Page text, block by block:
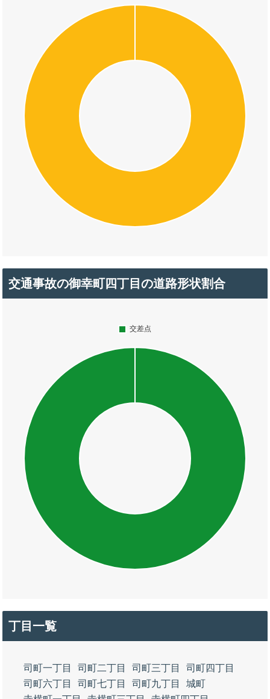
交通事故の御幸町四丁目の道路形状割合
丁目一覧
司町一丁目 司町二丁目 司町三丁目
司町四丁目
司町六丁目
司町七丁目 司町九丁目
城町